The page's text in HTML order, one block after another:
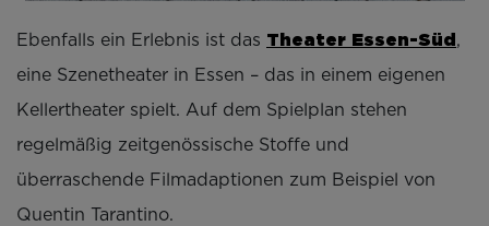
Ebenfalls ein Erlebnis ist das Theater Essen-Süd ,
eine Szenetheater in Essen – das in einem eigenen
Kellertheater spielt. Auf dem Spielplan stehen
regelmäßig zeitgenössische Stoffe und
überraschende Filmadaptionen zum Beispiel von
Quentin Tarantino.